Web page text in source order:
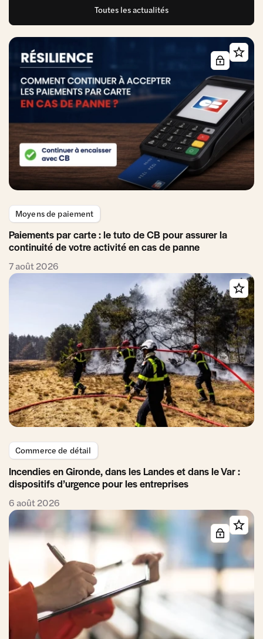
Toutes les actualités
Moyens de paiement
Paiements par carte : le tuto de CB pour assurer la
continuité de votre activité en cas de panne
7 août 2026
Commerce de détail
Incendies en Gironde, dans les Landes et dans le Var :
dispositifs d’urgence pour les entreprises
6 août 2026